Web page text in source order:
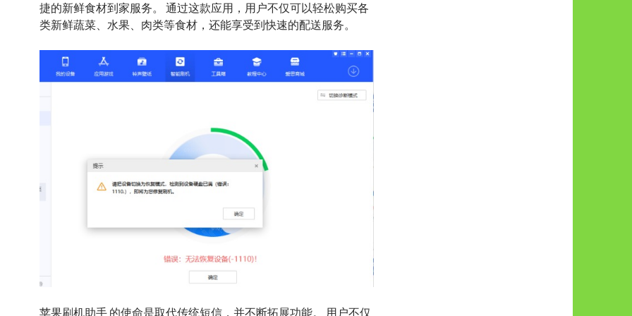
捷的新鲜食材到家服务。 通过这款应用，用户不仅可以轻松购买各
类新鲜蔬菜、水果、肉类等食材，还能享受到快速的配送服务。
苹果刷机助手 的使命是取代传统短信，并不断拓展功能。 用户不仅